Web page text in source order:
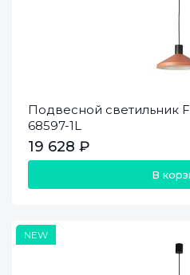
Подвесной светильник
68597-1L
19 628 ₽
В
NEW